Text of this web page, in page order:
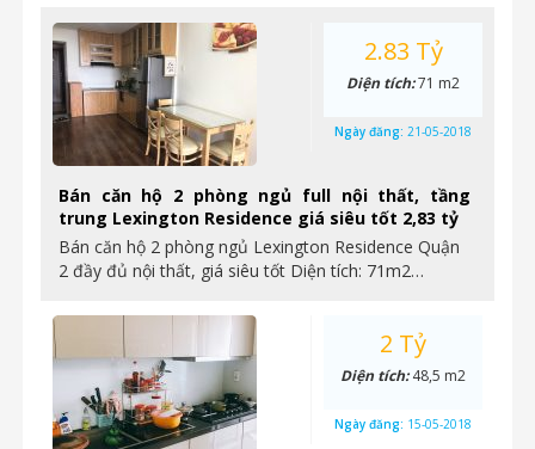
Bán căn hộ 2 phòng ngủ full nội thất, tầng
trung Lexington Residence giá siêu tốt 2,83 tỷ
Bán căn hộ 2 phòng ngủ Lexington Residence Quận
2 đầy đủ nội thất, giá siêu tốt Diện tích: 71m2…
2.83 Tỷ
Diện tích:71 m2
Ngày đăng: 21-05-2018
2 Tỷ
Diện tích:48,5 m2
Ngày đăng: 15-05-2018